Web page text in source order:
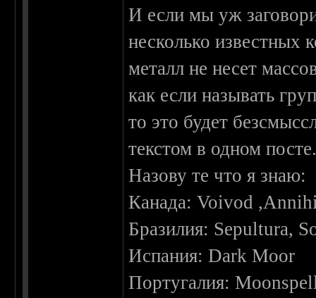
И если мы уж
несколько известных
металл не несет
как если называть
то это будет
текстом в одном
Назову те что я знаю:
Канада: Voivod
Бразилия: Sepultura,
Испания: Dark Moor
Португалия: